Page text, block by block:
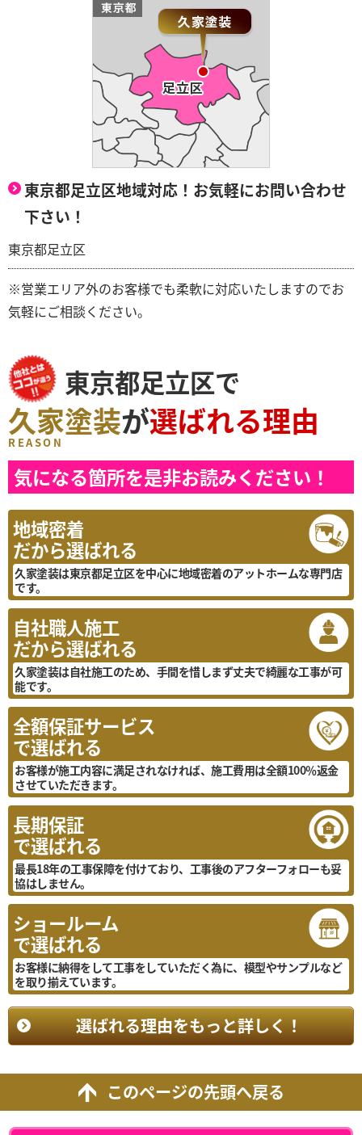
東京都足立区地域対応！お気軽にお問い合わせ
下さい！
東京都足立区
※営業エリア外のお客様でも柔軟に対応いたしますのでお
気軽にご相談ください。
東京都足立区で
久家塗装が選ばれる理由
REASON
気になる箇所を是非お読みください！
地域密着
だから選ばれる
久家塗装は東京都足立区を中心に地域密着のアットホームな専門店
です。
自社職人施工
だから選ばれる
久家塗装は自社施工のため、手間を惜しまず丈夫で綺麗な工事が可
能です。
全額保証サービス
で選ばれる
お客様が施工内容に満足されなければ、施工費用は全額100％返金
させていただきます。
長期保証
で選ばれる
最長18年の工事保障を付けており、工事後のアフターフォローも妥
協はしません。
ショールーム
で選ばれる
お客様に納得をして工事をしていただく為に、模型やサンプルなど
を取り揃えています。
選ばれる理由をもっと詳しく！
このページの先頭へ戻る